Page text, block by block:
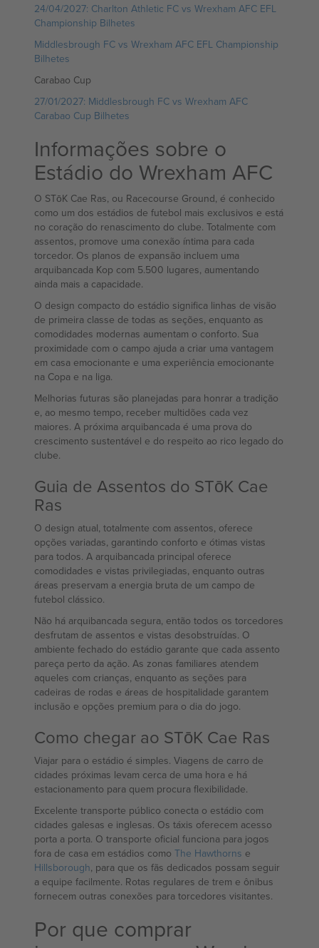
24/04/2027: Charlton Athletic FC vs Wrexham AFC EFL
Championship Bilhetes
Middlesbrough FC vs Wrexham AFC EFL Championship
Bilhetes
Carabao Cup
27/01/2027: Middlesbrough FC vs Wrexham AFC
Carabao Cup Bilhetes
Informações sobre o
Estádio do Wrexham AFC
O STōK Cae Ras, ou Racecourse Ground, é conhecido
como um dos estádios de futebol mais exclusivos e está
no coração do renascimento do clube. Totalmente com
assentos, promove uma conexão íntima para cada
torcedor. Os planos de expansão incluem uma
arquibancada Kop com 5.500 lugares, aumentando
ainda mais a capacidade.
O design compacto do estádio significa linhas de visão
de primeira classe de todas as seções, enquanto as
comodidades modernas aumentam o conforto. Sua
proximidade com o campo ajuda a criar uma vantagem
em casa emocionante e uma experiência emocionante
na Copa e na liga.
Melhorias futuras são planejadas para honrar a tradição
e, ao mesmo tempo, receber multidões cada vez
maiores. A próxima arquibancada é uma prova do
crescimento sustentável e do respeito ao rico legado do
clube.
Guia de Assentos do STōK Cae
Ras
O design atual, totalmente com assentos, oferece
opções variadas, garantindo conforto e ótimas vistas
para todos. A arquibancada principal oferece
comodidades e vistas privilegiadas, enquanto outras
áreas preservam a energia bruta de um campo de
futebol clássico.
Não há arquibancada segura, então todos os torcedores
desfrutam de assentos e vistas desobstruídas. O
ambiente fechado do estádio garante que cada assento
pareça perto da ação. As zonas familiares atendem
aqueles com crianças, enquanto as seções para
cadeiras de rodas e áreas de hospitalidade garantem
inclusão e opções premium para o dia do jogo.
Como chegar ao STōK Cae Ras
Viajar para o estádio é simples. Viagens de carro de
cidades próximas levam cerca de uma hora e há
estacionamento para quem procura flexibilidade.
Excelente transporte público conecta o estádio com
cidades galesas e inglesas. Os táxis oferecem acesso
porta a porta. O transporte oficial funciona para jogos
fora de casa em estádios como The Hawthorns e
Hillsborough, para que os fãs dedicados possam seguir
a equipe facilmente. Rotas regulares de trem e ônibus
fornecem outras conexões para torcedores visitantes.
Por que comprar